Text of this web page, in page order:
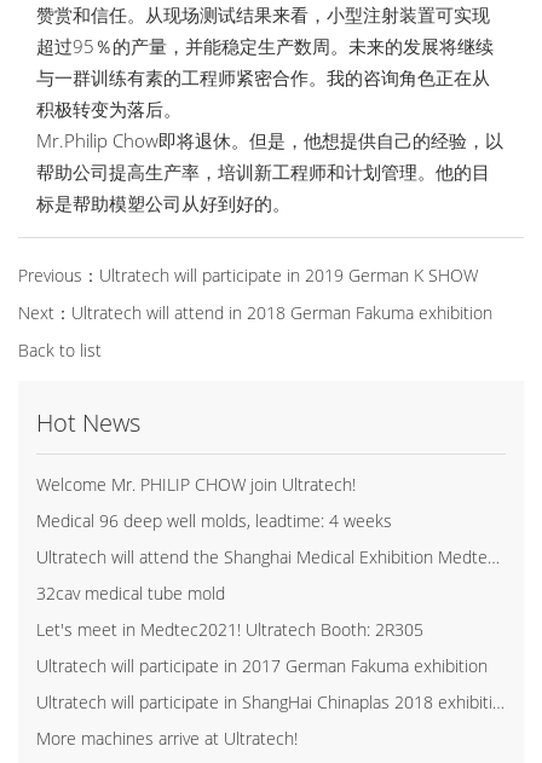
赞赏和信任。从现场测试结果来看，小型注射装置可实现
超过95％的产量，并能稳定生产数周。未来的发展将继续
与一群训练有素的工程师紧密合作。我的咨询角色正在从
积极转变为落后。
Mr.Philip Chow即将退休。但是，他想提供自己的经验，以
帮助公司提高生产率，培训新工程师和计划管理。他的目
标是帮助模塑公司从好到好的。
Previous： Ultratech will participate in 2019 German K SHOW
Next： Ultratech will attend in 2018 German Fakuma exhibition
Back to list
Hot News
Welcome Mr. PHILIP CHOW join Ultratech!
Medical 96 deep well molds, leadtime: 4 weeks
Ultratech will attend the Shanghai Medical Exhibition Medtec China 2017
32cav medical tube mold
Let's meet in Medtec2021! Ultratech Booth: 2R305
Ultratech will participate in 2017 German Fakuma exhibition
Ultratech will participate in ShangHai Chinaplas 2018 exhibition
More machines arrive at Ultratech!